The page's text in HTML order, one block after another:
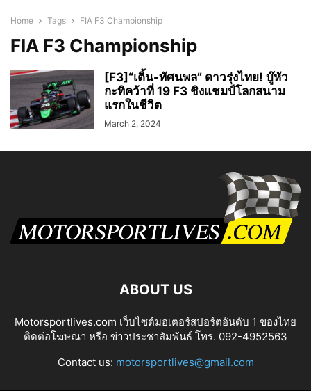
Home Tags FIA F3 Championship
FIA F3 Championship
[F3]“เติ้น-ทัศนพล” ดาวรุ่งไทย! บู๊หัว
กะทิคว้าที่ 19 F3 ชิงแชมป์โลกสนาม
แรกในชีวิต
March 2, 2024
ABOUT US
Motorsportlives.com เว็บไซต์มอเตอร์สปอร์ตอันดับ 1 ของไทย
ติดต่อโฆษณา หรือ ข่าวประชาสัมพันธ์ โทร. 092-4952563
Contact us: motorsportlives@gmail.com